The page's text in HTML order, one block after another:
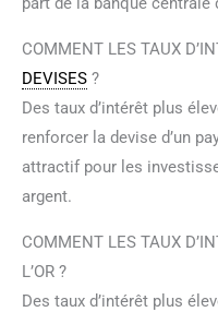
COMMENT LES TAUX
DEVISES ?
Des taux d’intérêt plus
renforcer la devise d’un
attractif pour les
argent.
COMMENT LES TAUX
L’OR ?
Des taux d’intérêt plus